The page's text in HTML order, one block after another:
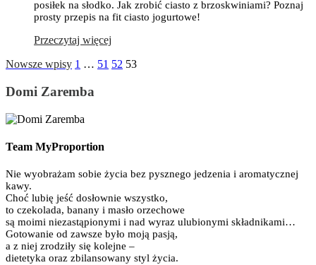
posiłek na słodko. Jak zrobić ciasto z brzoskwiniami? Poznaj
prosty przepis na fit ciasto jogurtowe!
Przeczytaj więcej
Nowsze wpisy 1 … 51 52 53
Domi Zaremba
Team MyProportion
Nie wyobrażam sobie życia bez pysznego jedzenia i aromatycznej
kawy.
Choć lubię jeść dosłownie wszystko,
to czekolada, banany i masło orzechowe
są moimi niezastąpionymi i nad wyraz ulubionymi składnikami…
Gotowanie od zawsze było moją pasją,
a z niej zrodziły się kolejne –
dietetyka oraz zbilansowany styl życia.